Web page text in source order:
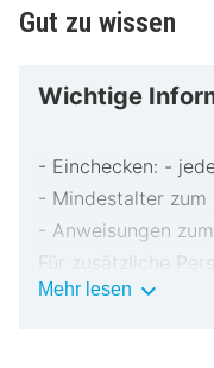
Gut zu wissen
Wichtige
- Einchecken: -
- Mindestalter zum
- Anweisungen
Für zusätzliche
Gebühren an, die
Mehr lesen Wichtige